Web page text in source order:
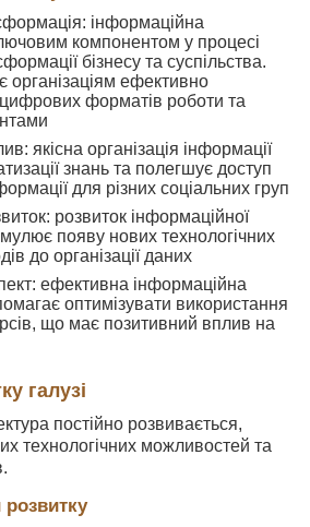
інформаційна
компонентом у процесі
бізнесу та суспільства.
організаціям ефективно
форматів роботи та
якісна організація інформації
знань та полегшує доступ
для різних соціальних груп
розвиток інформаційної
появу нових технологічних
до організації даних
ефективна інформаційна
оптимізувати використання
що має позитивний вплив на
галузі
постійно розвивається,
технологічних можливостей та